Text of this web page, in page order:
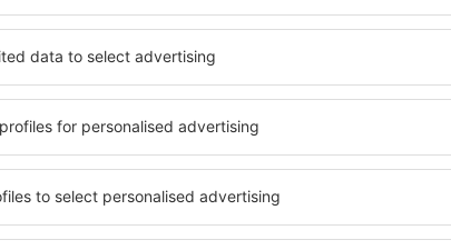
Iasi
pentru sistemul auto de navigaţie: